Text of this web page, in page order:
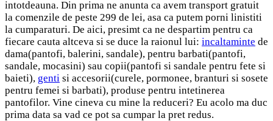
intotdeauna. Din prima ne anunta ca avem transport gratuit
la comenzile de peste 299 de lei, asa ca putem porni linistiti
la cumparaturi. De aici, presimt ca ne despartim pentru ca
fiecare cauta altceva si se duce la raionul lui: incaltaminte de
dama(pantofi, balerini, sandale), pentru barbati(pantofi,
sandale, mocasini) sau copii(pantofi si sandale pentru fete si
baieti), genti si accesorii(curele, pormonee, branturi si sosete
pentru femei si barbati), produse pentru intetinerea
pantofilor. Vine cineva cu mine la reduceri? Eu acolo ma duc
prima data sa vad ce pot sa cumpar la pret redus.